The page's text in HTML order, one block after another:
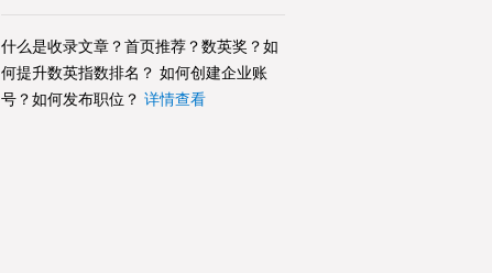
什么是收录文章？首页推荐？数英奖？如
何提升数英指数排名？ 如何创建企业账
号？如何发布职位？ 详情查看